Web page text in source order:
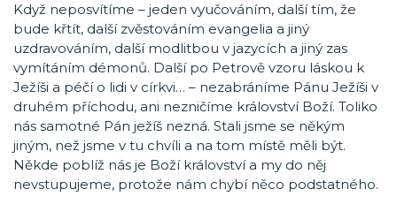
Když neposvítíme – jeden vyučováním, další tím, že
bude křtít, další zvěstováním evangelia a jiný
uzdravováním, další modlitbou v jazycích a jiný zas
vymítáním démonů. Další po Petrově vzoru láskou k
Ježíši a péčí o lidi v církvi… – nezabráníme Pánu Ježíši v
druhém příchodu, ani nezničíme království Boží. Toliko
nás samotné Pán ježíš nezná. Stali jsme se někým
jiným, než jsme v tu chvíli a na tom místě měli být.
Někde poblíž nás je Boží království a my do něj
nevstupujeme, protože nám chybí něco podstatného.